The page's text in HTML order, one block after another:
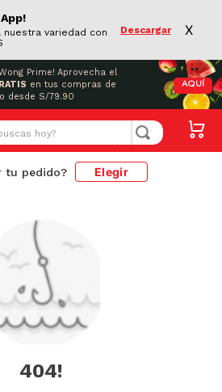
variedad con
Descargar X
Prime! Aprovecha el
en tus compras de
desde S/79.90
AQUÍ
hoy?
tu pedido? Elegir
404!